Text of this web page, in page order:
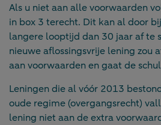
Als u niet aan alle voorwaarden
in box 3 terecht. Dit kan al door
langere looptijd dan 30 jaar af te
nieuwe aflossingsvrije lening zou
aan voorwaarden en gaat de
Leningen die al vóór 2013
oude regime (overgangsrecht)
lening niet aan de extra